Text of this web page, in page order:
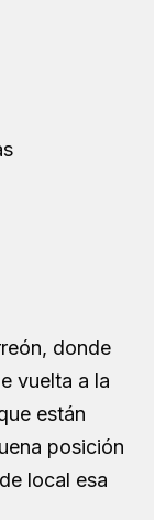
donde
vuelta a la
están
posición
local esa